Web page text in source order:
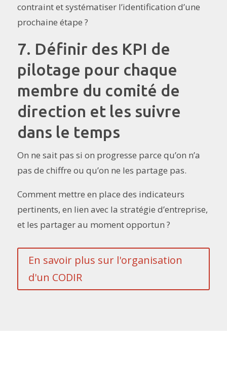
contraint et systématiser l’identification d’une
prochaine étape ?
7. Définir des KPI de
pilotage pour chaque
membre du comité de
direction et les suivre
dans le temps
On ne sait pas si on progresse parce qu’on n’a
pas de chiffre ou qu’on ne les partage pas.
Comment mettre en place des indicateurs
pertinents, en lien avec la stratégie d’entreprise,
et les partager au moment opportun ?
En savoir plus sur l'organisation
d'un CODIR